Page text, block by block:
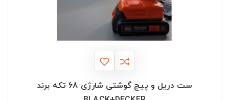
ست دریل و پیچ گوشتی شارژی 68 تکه برند